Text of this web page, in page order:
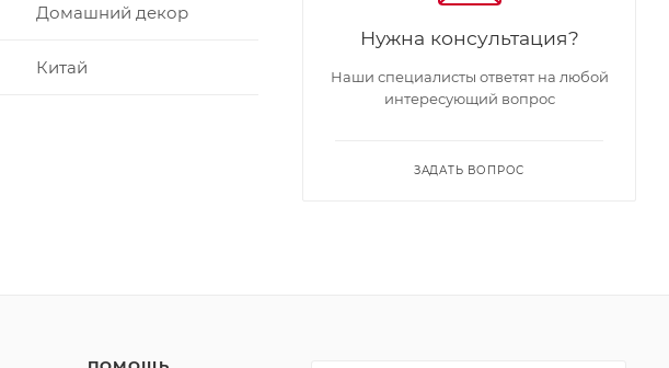
Домашний декор
Китай
Нужна консультация?
Наши специалисты ответят на любой
интересующий вопрос
ЗАДАТЬ ВОПРОС